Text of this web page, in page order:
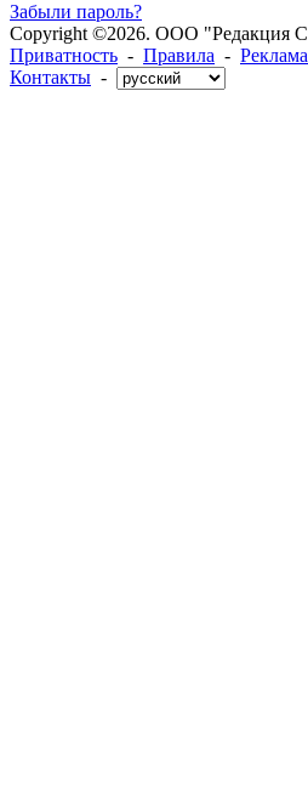
Забыли пароль?
Copyright ©2026. ООО "Редакция
Приватность - Правила -
Контакты -